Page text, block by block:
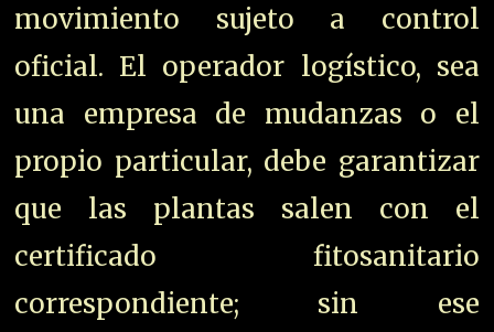
movimiento sujeto a control
oficial. El operador logístico, sea
una empresa de mudanzas o el
propio particular, debe garantizar
que las plantas salen con el
certificado fitosanitario
correspondiente; sin ese